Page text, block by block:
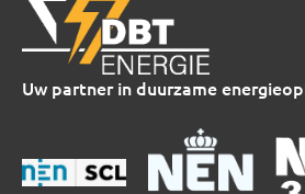
Uw partner in duurzame